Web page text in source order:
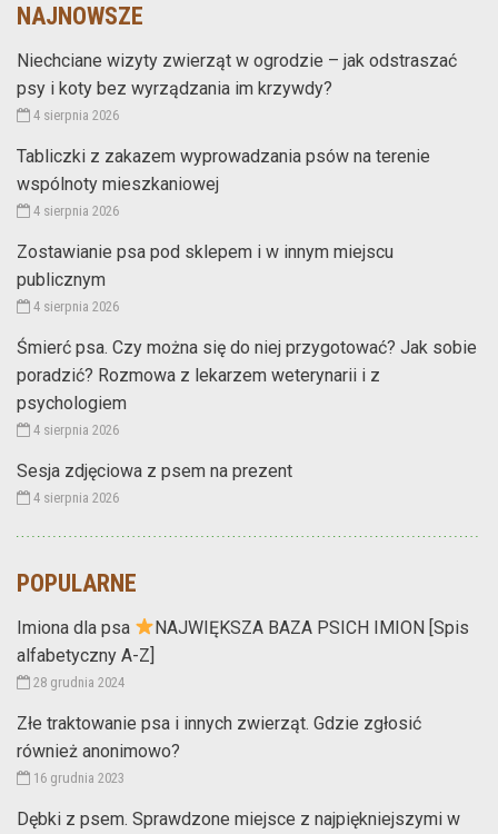
NAJNOWSZE
Niechciane wizyty zwierząt w ogrodzie – jak odstraszać
psy i koty bez wyrządzania im krzywdy?
4 sierpnia 2026
Tabliczki z zakazem wyprowadzania psów na terenie
wspólnoty mieszkaniowej
4 sierpnia 2026
Zostawianie psa pod sklepem i w innym miejscu
publicznym
4 sierpnia 2026
Śmierć psa. Czy można się do niej przygotować? Jak sobie
poradzić? Rozmowa z lekarzem weterynarii i z
psychologiem
4 sierpnia 2026
Sesja zdjęciowa z psem na prezent
4 sierpnia 2026
POPULARNE
Imiona dla psa
NAJWIĘKSZA BAZA PSICH IMION [Spis
alfabetyczny A-Z]
28 grudnia 2024
Złe traktowanie psa i innych zwierząt. Gdzie zgłosić
również anonimowo?
16 grudnia 2023
Dębki z psem. Sprawdzone miejsce z najpiękniejszymi w